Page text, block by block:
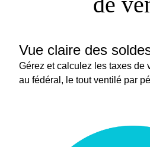
Vue claire des
Gérez et calculez les taxes de
au fédéral, le tout ventilé par